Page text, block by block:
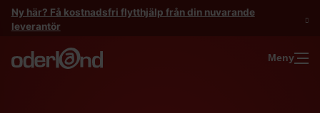
GåNy här? Få kostnadsfri flytthjälp från din nuvarande
leverantör
Meny